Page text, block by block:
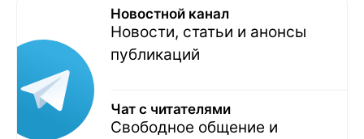
Новостной канал
Новости, статьи и анонсы
публикаций
Чат с читателями
Свободное общение и